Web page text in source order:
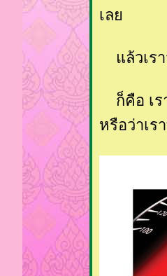
เล
ล้วเรา
ก็คือ เร
หรือว่าเร